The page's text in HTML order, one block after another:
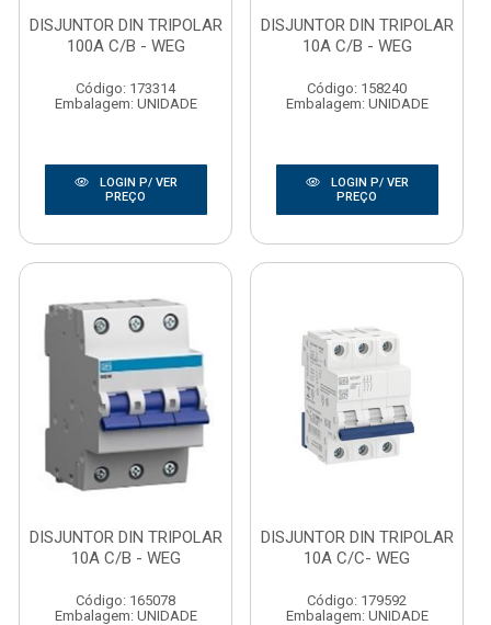
DISJUNTOR DIN TRIPOLAR
100A C/B - WEG
Código: 173314
Embalagem: UNIDADE
LOGIN P/ VER
PREÇO
DISJUNTOR DIN TRIPOLAR
10A C/B - WEG
Código: 158240
Embalagem: UNIDADE
LOGIN P/ VER
PREÇO
DISJUNTOR DIN TRIPOLAR
10A C/B - WEG
Código: 165078
Embalagem: UNIDADE
DISJUNTOR DIN TRIPOLAR
10A C/C- WEG
Código: 179592
Embalagem: UNIDADE